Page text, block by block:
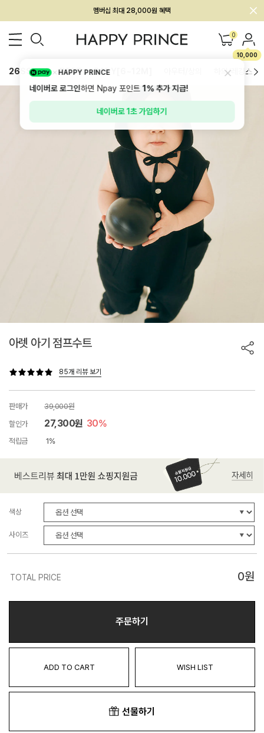
회원전용 아울렛, 가입하면 ~60% 할인!
멤버십 최대 28,000원 혜택 0
10,000
26SS 신상 BEST BABY[6~12M] 하의/레깅스
아렛 아기 점프수트
85개 리뷰 보기
판매가
39,000원
할인가
27,300원 30%
적립금 1%
색상
사이즈
TOTAL PRICE 0원
주문하기
ADD TO CART WISH LIST
선물하기
HAPPY PRINCE
네이버로 로그인하면 Npay 포인트1%추가 지급!
네이버로 1초 가입하기